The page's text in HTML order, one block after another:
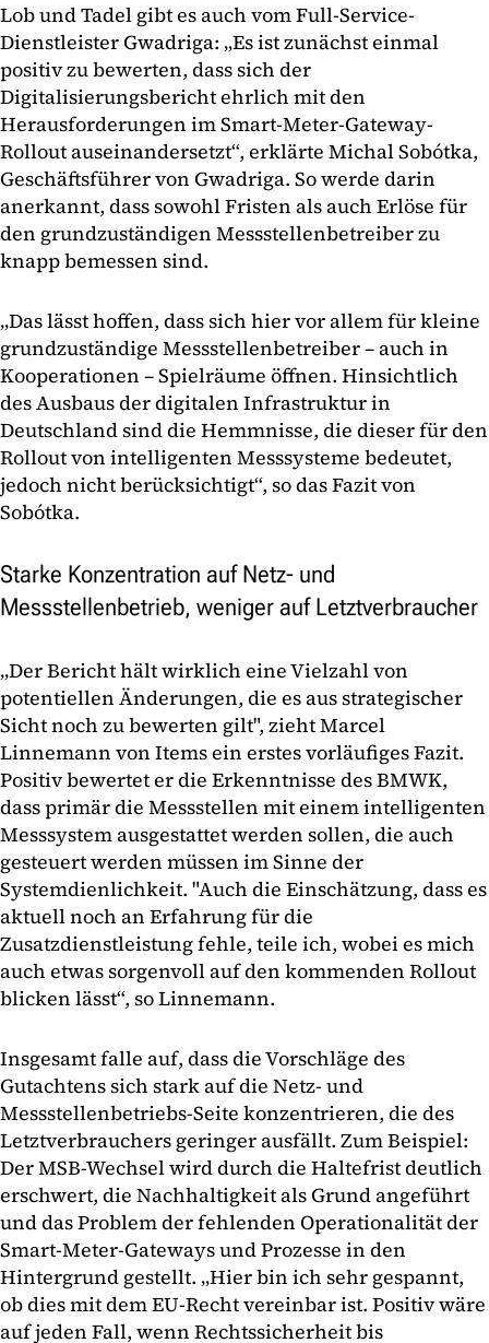
Lob und Tadel gibt es auch vom Full-Service-
Dienstleister Gwadriga: „Es ist zunächst einmal
positiv zu bewerten, dass sich der
Digitalisierungsbericht ehrlich mit den
Herausforderungen im Smart-Meter-Gateway-
Rollout auseinandersetzt“, erklärte Michal Sobótka,
Geschäftsführer von Gwadriga. So werde darin
anerkannt, dass sowohl Fristen als auch Erlöse für
den grundzuständigen Messstellenbetreiber zu
knapp bemessen sind.
„Das lässt hoffen, dass sich hier vor allem für kleine
grundzuständige Messstellenbetreiber – auch in
Kooperationen – Spielräume öffnen. Hinsichtlich
des Ausbaus der digitalen Infrastruktur in
Deutschland sind die Hemmnisse, die dieser für den
Rollout von intelligenten Messsysteme bedeutet,
jedoch nicht berücksichtigt“, so das Fazit von
Sobótka.
Starke Konzentration auf Netz- und
Messstellenbetrieb, weniger auf Letztverbraucher
„Der Bericht hält wirklich eine Vielzahl von
potentiellen Änderungen, die es aus strategischer
Sicht noch zu bewerten gilt", zieht Marcel
Linnemann von Items ein erstes vorläufiges Fazit.
Positiv bewertet er die Erkenntnisse des BMWK,
dass primär die Messstellen mit einem intelligenten
Messsystem ausgestattet werden sollen, die auch
gesteuert werden müssen im Sinne der
Systemdienlichkeit. "Auch die Einschätzung, dass es
aktuell noch an Erfahrung für die
Zusatzdienstleistung fehle, teile ich, wobei es mich
auch etwas sorgenvoll auf den kommenden Rollout
blicken lässt“, so Linnemann.
Insgesamt falle auf, dass die Vorschläge des
Gutachtens sich stark auf die Netz- und
Messstellenbetriebs-Seite konzentrieren, die des
Letztverbrauchers geringer ausfällt. Zum Beispiel:
Der MSB-Wechsel wird durch die Haltefrist deutlich
erschwert, die Nachhaltigkeit als Grund angeführt
und das Problem der fehlenden Operationalität der
Smart-Meter-Gateways und Prozesse in den
Hintergrund gestellt. „Hier bin ich sehr gespannt,
ob dies mit dem EU-Recht vereinbar ist. Positiv wäre
auf jeden Fall, wenn Rechtssicherheit bis